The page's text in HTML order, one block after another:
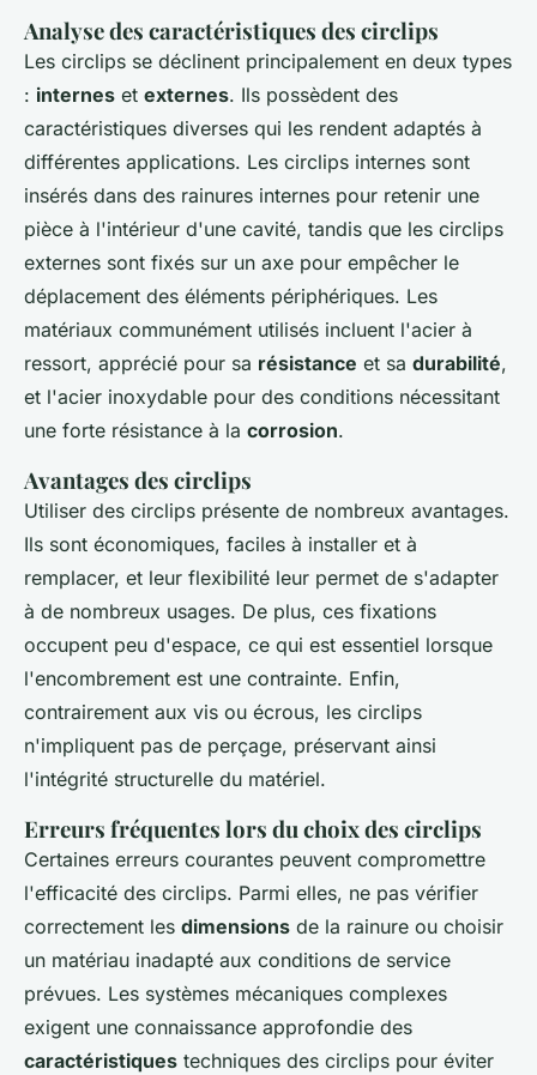
Analyse des caractéristiques des circlips
Les circlips se déclinent principalement en deux types
: internes et externes. Ils possèdent des
caractéristiques diverses qui les rendent adaptés à
différentes applications. Les circlips internes sont
insérés dans des rainures internes pour retenir une
pièce à l'intérieur d'une cavité, tandis que les circlips
externes sont fixés sur un axe pour empêcher le
déplacement des éléments périphériques. Les
matériaux communément utilisés incluent l'acier à
ressort, apprécié pour sa résistance et sa durabilité,
et l'acier inoxydable pour des conditions nécessitant
une forte résistance à la corrosion.
Avantages des circlips
Utiliser des circlips présente de nombreux avantages.
Ils sont économiques, faciles à installer et à
remplacer, et leur flexibilité leur permet de s'adapter
à de nombreux usages. De plus, ces fixations
occupent peu d'espace, ce qui est essentiel lorsque
l'encombrement est une contrainte. Enfin,
contrairement aux vis ou écrous, les circlips
n'impliquent pas de perçage, préservant ainsi
l'intégrité structurelle du matériel.
Erreurs fréquentes lors du choix des circlips
Certaines erreurs courantes peuvent compromettre
l'efficacité des circlips. Parmi elles, ne pas vérifier
correctement les dimensions de la rainure ou choisir
un matériau inadapté aux conditions de service
prévues. Les systèmes mécaniques complexes
exigent une connaissance approfondie des
caractéristiques techniques des circlips pour éviter